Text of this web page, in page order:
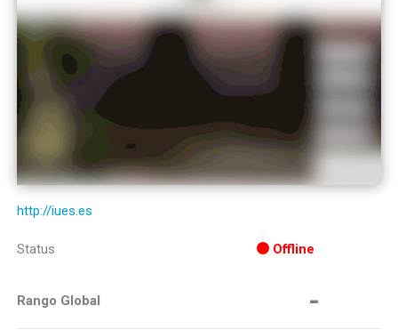
http://iues.es
Status Offline
Rango Global -